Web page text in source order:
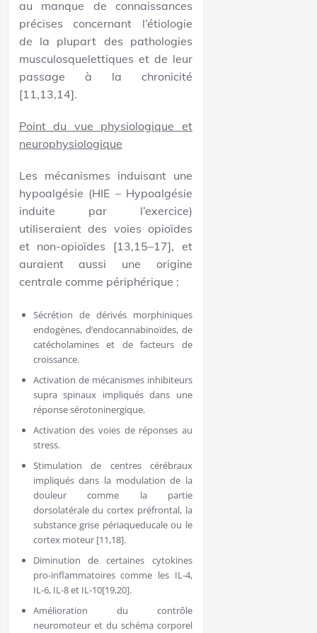
au manque de connaissances
précises concernant l’étiologie
de la plupart des pathologies
musculosquelettiques et de leur
passage à la chronicité
[11,13,14].
Point du vue physiologique et
neurophysiologique
Les mécanismes induisant une
hypoalgésie (HIE – Hypoalgésie
induite par l’exercice)
utiliseraient des voies opioïdes
et non-opioïdes [13,15–17], et
auraient aussi une origine
centrale comme périphérique :
Sécrétion de dérivés morphiniques
endogènes, d’endocannabinoïdes, de
catécholamines et de facteurs de
croissance.
Activation de mécanismes inhibiteurs
supra spinaux impliqués dans une
réponse sérotoninergique.
Activation des voies de réponses au
stress.
Stimulation de centres cérébraux
impliqués dans la modulation de la
douleur comme la partie
dorsolatérale du cortex préfrontal, la
substance grise périaqueducale ou le
cortex moteur [11,18].
Diminution de certaines cytokines
pro-inflammatoires comme les IL-4,
IL-6, IL-8 et IL-10[19,20].
Amélioration du contrôle
neuromoteur et du schéma corporel